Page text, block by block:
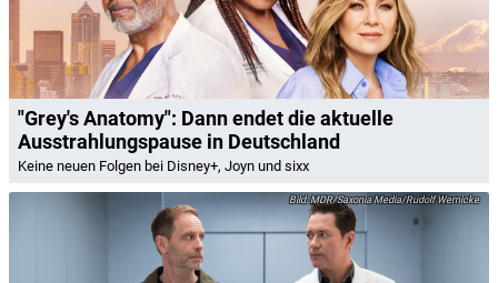
"Grey's Anatomy": Dann endet die aktuelle
Ausstrahlungspause in Deutschland
Keine neuen Folgen bei Disney+, Joyn und sixx
MDR/Saxonia Media/Rudolf Wernicke